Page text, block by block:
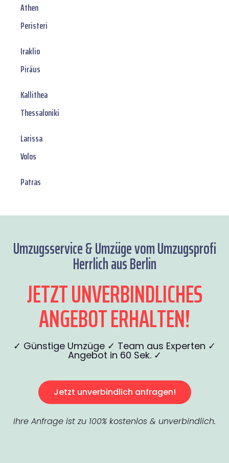
Athen
Peristeri
Iraklio
Piräus
Kallithea
Thessaloniki
Larissa
Volos
Patras
Umzugsservice & Umzüge vom Umzugsprofi
Herrlich aus Berlin
JETZT UNVERBINDLICHES
ANGEBOT ERHALTEN!
✓ Günstige Umzüge ✓ Team aus Experten ✓
Angebot in 60 Sek. ✓
Jetzt unverbindlich anfragen!
Ihre Anfrage ist zu 100% kostenlos & unverbindlich.